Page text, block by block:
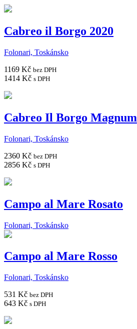
Cabreo il Borgo 2020
Folonari, Toskánsko
1169 Kč bez DPH
1414 Kč s DPH
Cabreo Il Borgo Magnum
Folonari, Toskánsko
2360 Kč bez DPH
2856 Kč s DPH
Campo al Mare Rosato
Folonari, Toskánsko
Campo al Mare Rosso
Folonari, Toskánsko
531 Kč bez DPH
643 Kč s DPH